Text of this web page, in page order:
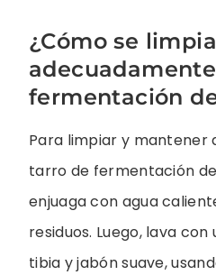
¿Cómo se
fermentación
Para limpiar y mantener
tarro de fermentación
enjuaga con agua
residuos. Luego, lava
tibia y jabón suave,